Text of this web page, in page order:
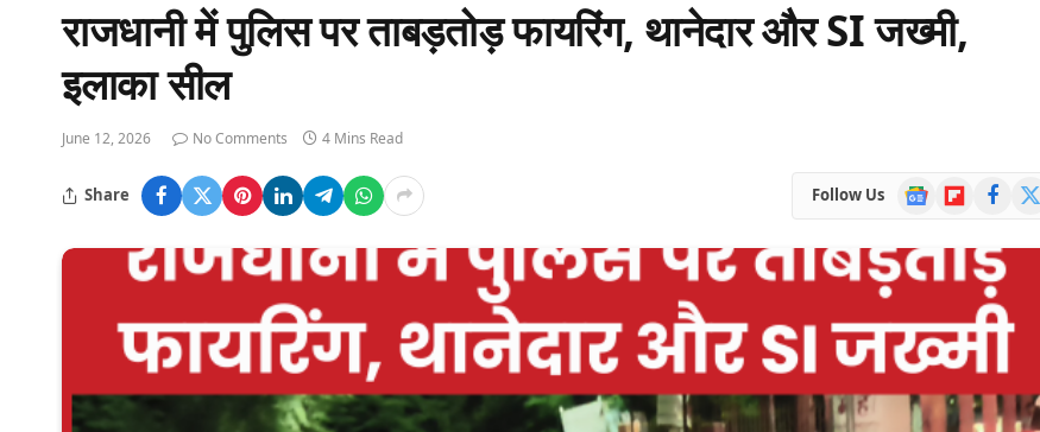
राजधानी में पुलिस पर ताबड़तोड़ फायरिंग, थानेदार और SI जख्मी,
इलाका सील
June 12, 2026 No Comments 4 Mins Read
Share Follow Us
Google
News
FlipboardFacebook